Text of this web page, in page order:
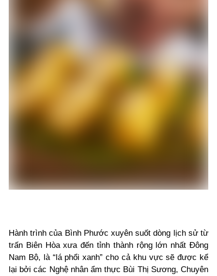
Hành trình của Bình Phước xuyên suốt dòng lịch sử từ
trấn Biên Hòa xưa đến tỉnh thành rộng lớn nhất Đông
Nam Bộ, là “lá phổi xanh” cho cả khu vực sẽ được kể
lại bởi các Nghệ nhân ẩm thực Bùi Thị Sương, Chuyên